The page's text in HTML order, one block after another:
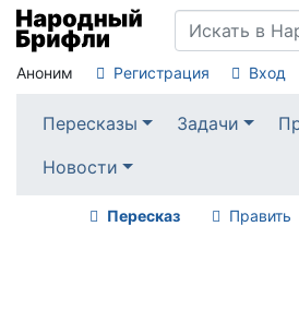
Аноним Регистрация Вход
Пересказы Задачи
Новости
Пересказ Править